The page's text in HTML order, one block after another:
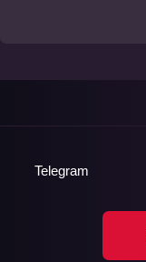
Telegram